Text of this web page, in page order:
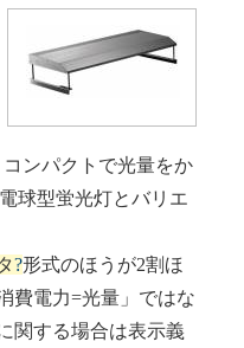
ンパクトで光量をか
球型蛍光灯とバリエ
?形式のほうが2割ほ
費電力=光量」ではな
関する場合は表示義